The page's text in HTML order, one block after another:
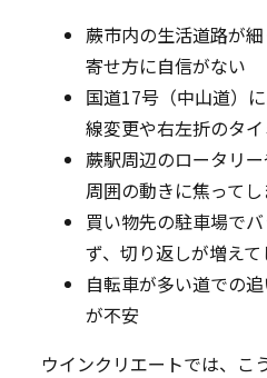
蕨市内の生活道路が
寄せ方に自信がない
国道17号（中山道）
線変更や右左折のタ
蕨駅周辺のロータリー
周囲の動きに焦ってし
買い物先の駐車場で
ず、切り返しが増えて
自転車が多い道での
が不安
ウインクリエートでは、こ